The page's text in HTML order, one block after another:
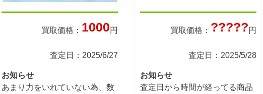
買取価格： 1000円
査定日：2025/6/27
お知らせ
あまり力をいれていない為、数
買取価格： ?????円
査定日：2025/5/28
お知らせ
査定日から時間が経ってる商品